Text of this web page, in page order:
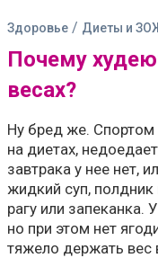
Здоровье / Диеты и
Почему
весах?
Ну бред же. Спортом
на диетах,
завтрака у нее нет,
жидкий суп,
рагу или запеканка.
но при этом нет
тяжело держать вес